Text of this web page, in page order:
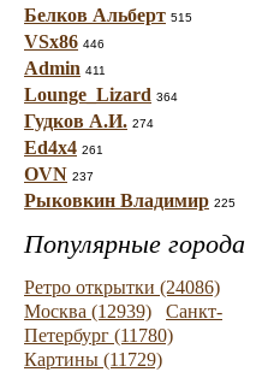
Белков Альберт 515
VSx86 446
Admin 411
Lounge_Lizard 364
Гудков А.И. 274
Ed4x4 261
OVN 237
Рыковкин Владимир 225
Популярные города
Ретро открытки (24086)
Москва (12939)
Санкт-
Петербург (11780)
Картины (11729)